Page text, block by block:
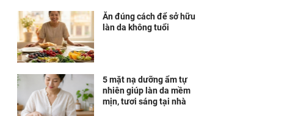
Ăn đúng cách để sở hữu
làn da không tuổi
5 mặt nạ dưỡng ẩm tự
nhiên giúp làn da mềm
mịn, tươi sáng tại nhà